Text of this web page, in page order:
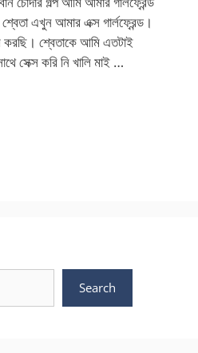
এখুন আমার এক্স গার্লফ্রেন্ড।
করছি। শ্বেতাকে আমি এতটাই
সেক্স করি নি খালি মাই …
Search